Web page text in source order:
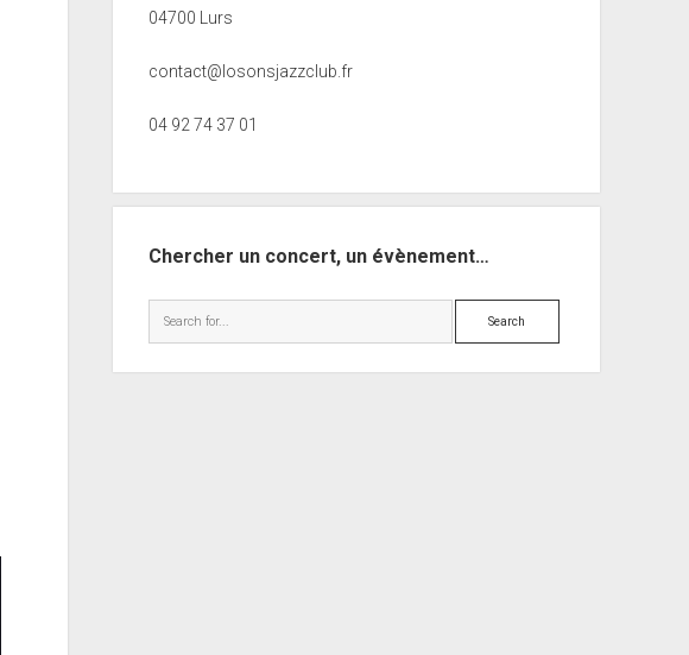
04700 Lurs
contact@losonsjazzclub.fr
04 92 74 37 01
Chercher un concert, un évènement…
Search